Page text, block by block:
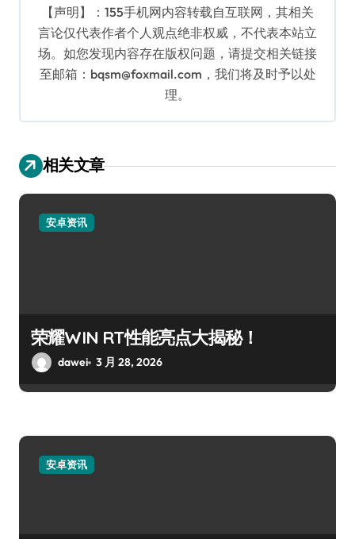
【声明】：155手机网内容转载自互联网，其相关
言论仅代表作者个人观点绝非权威，不代表本站立
场。如您发现内容存在版权问题，请提交相关链接
至邮箱：bqsm@foxmail.com，我们将及时予以处
理。
相关文章
安卓资讯
荣耀WIN RT性能亮点大揭秘！
dawei 3 月 28, 2026
安卓资讯